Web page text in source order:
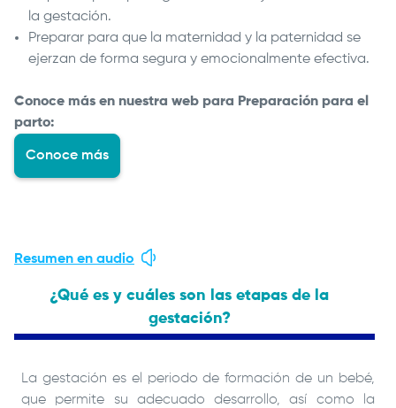
la gestación.
Preparar para que la maternidad y la paternidad se
ejerzan de forma segura y emocionalmente efectiva.
Conoce más en nuestra web para Preparación para el
parto:
Conoce más
Resumen en audio
¿Qué es y cuáles son las etapas de la
gestación?
La gestación es el periodo de formación de un bebé,
que permite su adecuado desarrollo, así como la